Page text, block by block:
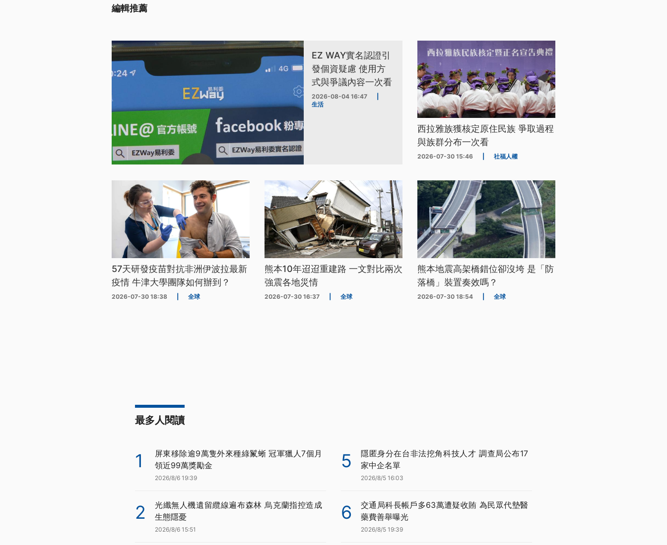
編輯推薦
EZ WAY實名認證引
發個資疑慮 使用方
式與爭議內容一次看
2026-08-04 16:47
生活
西拉雅族獲核定原住民族 爭取過程
與族群分布一次看
2026-07-30 15:46 社福人權
57天研發疫苗對抗非洲伊波拉最新
疫情 牛津大學團隊如何辦到？
2026-07-30 18:38 全球
熊本10年迢迢重建路 一文對比兩次
強震各地災情
2026-07-30 16:37 全球
熊本地震高架橋錯位卻沒垮 是「防
落橋」裝置奏效嗎？
2026-07-30 18:54 全球
最多人閱讀
1
屏東移除逾9萬隻外來種綠鬣蜥 冠軍獵人7個月
領近99萬獎勵金
2026/8/6 19:39
2
光纖無人機遺留纜線遍布森林 烏克蘭指控造成
生態隱憂
2026/8/6 15:51
5
隱匿身分在台非法挖角科技人才 調查局公布17
家中企名單
2026/8/5 16:03
6
交通局科長帳戶多63萬遭疑收賄 為民眾代墊醫
藥費善舉曝光
2026/8/5 19:39